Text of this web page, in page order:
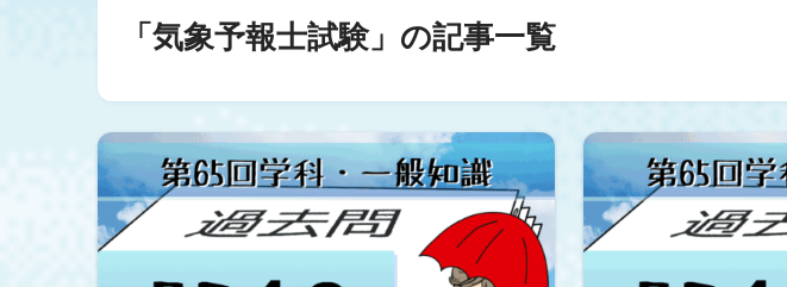
「気象予報士試験」の記事一覧